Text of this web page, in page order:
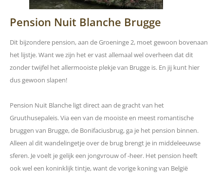
Pension Nuit Blanche Brugge
Dit bijzondere pension, aan de Groeninge 2, moet gewoon bovenaan
het lijstje. Want we zijn het er vast allemaal wel overheen dat dit
zonder twijfel het allermooiste plekje van Brugge is. En jij kunt hier
dus gewoon slapen!
Pension Nuit Blanche ligt direct aan de gracht van het
Gruuthusepaleis. Via een van de mooiste en meest romantische
bruggen van Brugge, de Bonifaciusbrug, ga je het pension binnen.
Alleen al dit wandelingetje over de brug brengt je in middeleeuwse
sferen. Je voelt je gelijk een jongvrouw of -heer. Het pension heeft
ook wel een koninklijk tintje, want de vorige koning van België